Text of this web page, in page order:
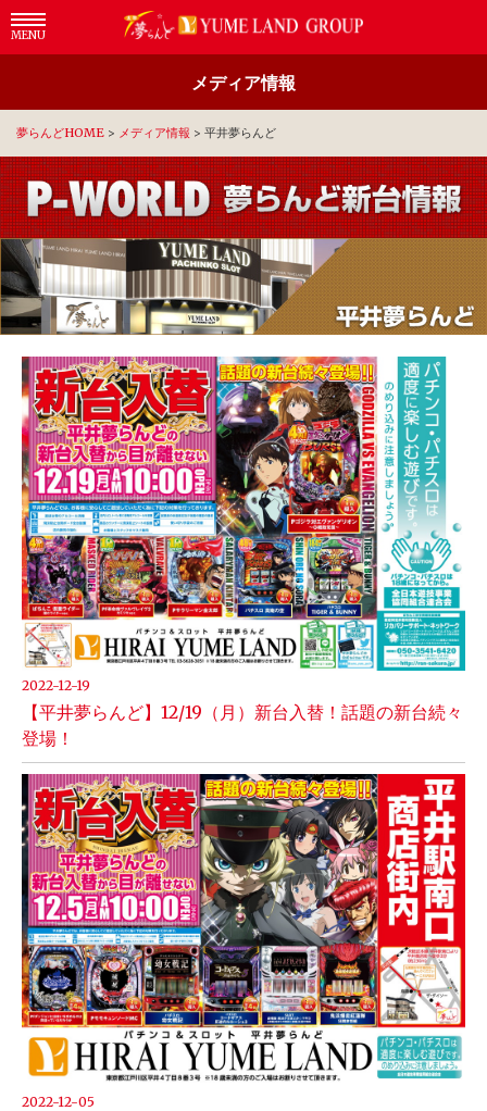
MENU
メディア情報
夢らんどHOME > メディア情報 > 平井夢らんど
2022-12-19
【平井夢らんど】12/19（月）新台入替！話題の新台続々
登場！
2022-12-05